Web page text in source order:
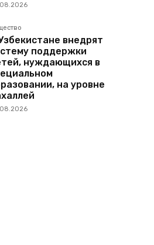
внедрят
поддержки
нуждающихся в
на уровне